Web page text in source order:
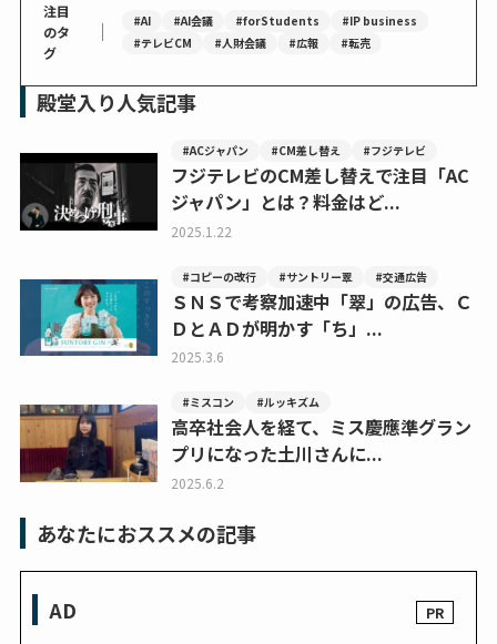
注目
のタ
グ
｜ #AI #AI会議 #forStudents
#IP business
#テレビCM
#人財会議 #広報 #転売
殿堂入り人気記事
#ACジャパン #CM差し替え #フジテレビ
フジテレビのCM差し替えで注目「AC
ジャパン」とは？料金はど...
2025.1.22
#コピーの改行 #サントリー翠 #交通広告
ＳＮＳで考察加速中「翠」の広告、Ｃ
ＤとＡＤが明かす「ち」...
2025.3.6
#ミスコン #ルッキズム
高卒社会人を経て、ミス慶應準グラン
プリになった土川さんに...
2025.6.2
あなたにおススメの記事
AD